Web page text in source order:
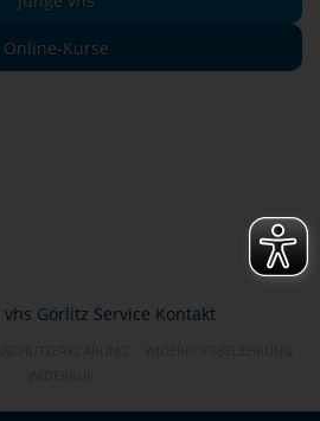
Online-Kurse
vhs Görlitz Service Kontakt